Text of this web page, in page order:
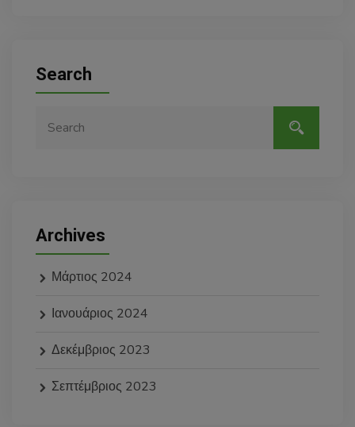
Search
Archives
Μάρτιος 2024
Ιανουάριος 2024
Δεκέμβριος 2023
Σεπτέμβριος 2023